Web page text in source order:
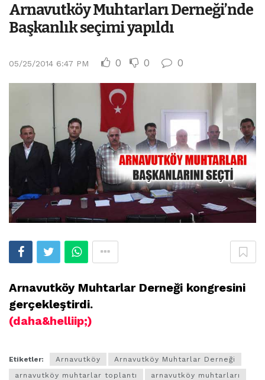
Arnavutköy Muhtarları Derneği’nde
Başkanlık seçimi yapıldı
05/25/2014 6:47 PM 0 0 0
Arnavutköy Muhtarlar Derneği kongresini
gerçekleştirdi.
(daha&helliip;)
Etiketler: Arnavutköy
Arnavutköy Muhtarlar Derneği
arnavutköy muhtarlar toplantı
arnavutköy muhtarları